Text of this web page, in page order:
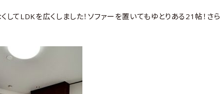
してLDKを広くしました！ソファーを置いてもゆとりある21帖！さ